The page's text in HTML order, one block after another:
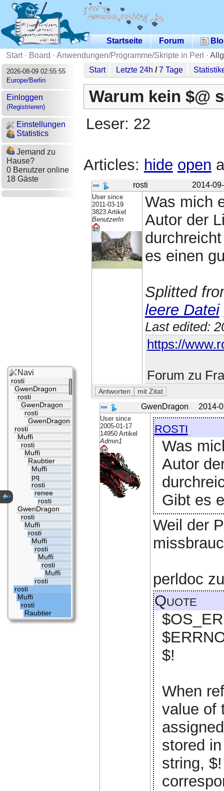
Startseite Forum
Start· Board · Anwendungen/Programme/Skripte in Perl ·
2026-08-09 02:55:55
Europe/Berlin
Einloggen
(Registrieren)
Einstellungen
Statistics
Jemand zu
Hause?
0 Benutzer online
18 Gäste
Start Letzte 24h /7 Tage
Warum kein $@
Leser: 22
Articles: hide open
rosti 2014-
User since
2011-03-19
3823 Artikel
BenutzerIn
Was mich
Autor der
es einen
Splitted
leere Datei
Last edited:
https://
Forum zu
GwenDragon 2014-
User since
2005-01-17
14950 Artikel
Admin1
rosti
Was
Autor
Gibt es
Weil der
perldoc
Quote
$!
When
value of
stored
string,
Navi
rosti
GwenDragon
rosti
GwenDragon
rosti
GwenDragon
rosti
Muffi
rosti
Muffi
Raubtier
Muffi
pq
rosti
renee
rosti
GwenDragon
rosti
Muffi
rosti
Muffi
rosti
Muffi
rosti
Muffi
rosti
rosti
Muffi
rosti
Raubtier